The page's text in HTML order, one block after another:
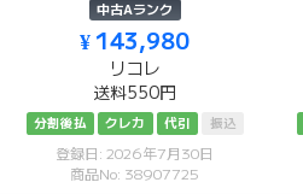
中古Aランク
¥ 143,980
リコレ
送料550円
分割後払 クレカ 代引 振込
登録日: 2026年7月30日
商品No: 38907725